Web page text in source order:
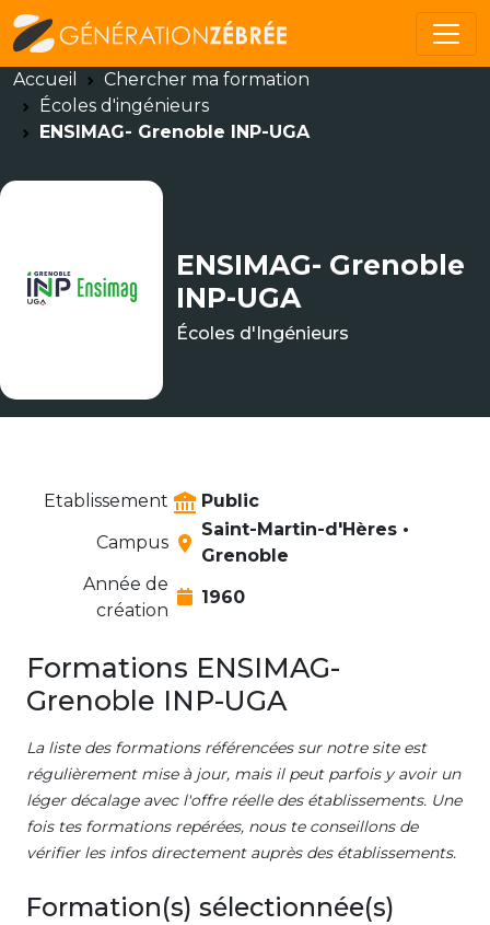
Accueil
Chercher ma formation
Écoles d'ingénieurs
ENSIMAG- Grenoble INP-UGA
ENSIMAG- Grenoble
INP-UGA
Écoles d'Ingénieurs
Etablissement
Public
Campus
Saint-Martin-d'Hères •
Grenoble
Année de
création
1960
Formations ENSIMAG-
Grenoble INP-UGA
La liste des formations référencées sur notre site est
régulièrement mise à jour, mais il peut parfois y avoir un
léger décalage avec l'offre réelle des établissements. Une
fois tes formations repérées, nous te conseillons de
vérifier les infos directement auprès des établissements.
Formation(s) sélectionnée(s)